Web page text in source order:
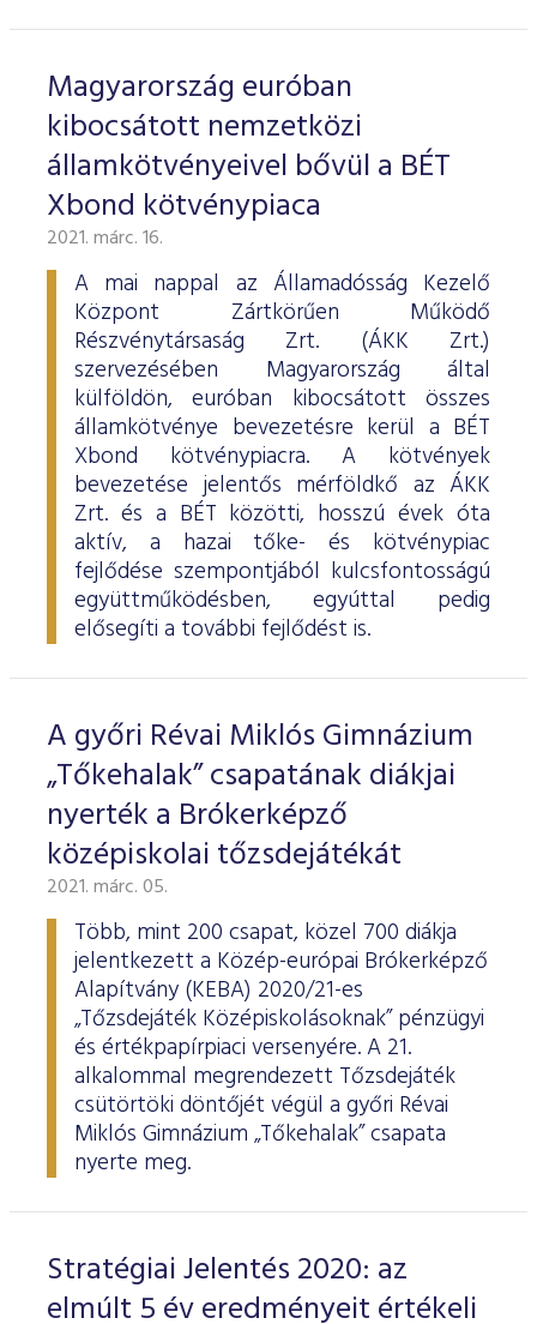
Magyarország euróban
kibocsátott nemzetközi
államkötvényeivel bővül a BÉT
Xbond kötvénypiaca
2021. márc. 16.
A mai nappal az Államadósság Kezelő
Központ Zártkörűen Működő
Részvénytársaság Zrt. (ÁKK Zrt.)
szervezésében Magyarország által
külföldön, euróban kibocsátott összes
államkötvénye bevezetésre kerül a BÉT
Xbond kötvénypiacra. A kötvények
bevezetése jelentős mérföldkő az ÁKK
Zrt. és a BÉT közötti, hosszú évek óta
aktív, a hazai tőke- és kötvénypiac
fejlődése szempontjából kulcsfontosságú
együttműködésben, egyúttal pedig
elősegíti a további fejlődést is.
A győri Révai Miklós Gimnázium
„Tőkehalak” csapatának diákjai
nyerték a Brókerképző
középiskolai tőzsdejátékát
2021. márc. 05.
Több, mint 200 csapat, közel 700 diákja
jelentkezett a Közép-európai Brókerképző
Alapítvány (KEBA) 2020/21-es
„Tőzsdejáték Középiskolásoknak” pénzügyi
és értékpapírpiaci versenyére. A 21.
alkalommal megrendezett Tőzsdejáték
csütörtöki döntőjét végül a győri Révai
Miklós Gimnázium „Tőkehalak” csapata
nyerte meg.
Stratégiai Jelentés 2020: az
elmúlt 5 év eredményeit értékeli